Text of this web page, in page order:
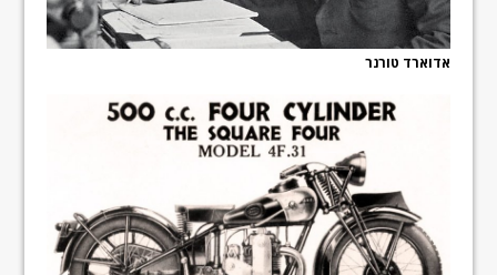
אדוארד טורנר